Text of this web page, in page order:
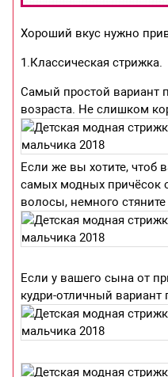
Хороший вкус нужно
1.Классическая стрижка.
Самый простой вариант
возраста. Не слишком
Если же вы хотите, чтоб
самых модных причёсок
волосы, немного
Если у вашего сына от
кудри-отличный